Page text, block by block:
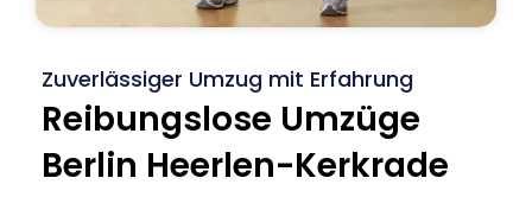
Zuverlässiger Umzug mit Erfahrung
Reibungslose Umzüge
Berlin Heerlen-Kerkrade